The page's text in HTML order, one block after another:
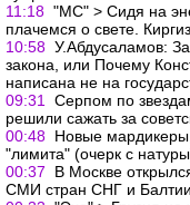
11:18 "МС" > Сидя на
плачемся о свете.
10:58 У.Абдусаламов:
закона, или Почему
написана не на
09:31
Серпом по
решили сажать за
00:48 Новые
"лимита" (очерк с
00:37
В Москве
СМИ стран СНГ и Балтии